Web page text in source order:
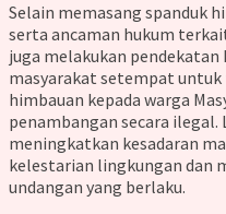
Selain memasang spanduk
serta ancaman hukum
juga melakukan pendekatan
masyarakat setempat
himbauan kepada warga
penambangan secara
meningkatkan kesadaran
kelestarian lingkungan dan
undangan yang berlaku.